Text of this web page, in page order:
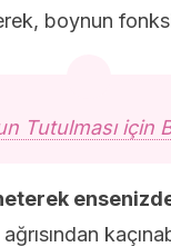
boynun
Tutulması için